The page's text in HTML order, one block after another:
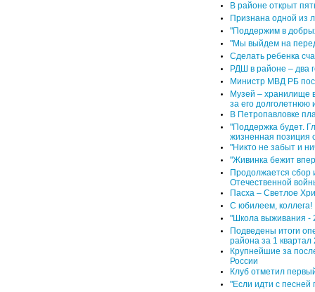
В районе открыт
Признана одной из
"Поддержим в
"Мы выйдем на
Сделать ребенка
РДШ в районе – два
Министр МВД РБ
Музей – хранилище
за его долголетнюю
В Петропавловке
"Поддержка будет.
жизненная позиция
"Никто не забыт и
"Живинка бежит
Продолжается сбор
Отечественной
Пасха – Светлое
С юбилеем, коллега!
"Школа выживания -
Подведены итоги
района за 1 квартал
Крупнейшие за
России
Клуб отметил
"Если идти с песней